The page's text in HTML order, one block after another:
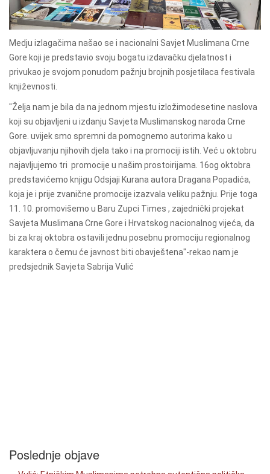
Medju izlagačima našao se i nacionalni Savjet Muslimana Crne
Gore koji je predstavio svoju bogatu izdavačku djelatnost i
privukao je svojom ponudom pažnju brojnih posjetilaca festivala
književnosti.
"Želja nam je bila da na jednom mjestu izložimodesetine naslova
koji su objavljeni u izdanju Savjeta Muslimanskog naroda Crne
Gore. uvijek smo spremni da pomognemo autorima kako u
objavljuvanju njihovih djela tako i na promociji istih. Već u oktobru
najavljujemo tri promocije u našim prostoirijama. 16og oktobra
predstavićemo knjigu Odsjaji Kurana autora Dragana Popadića,
koja je i prije zvanične promocije izazvala veliku pažnju. Prije toga
11. 10. promovišemo u Baru Zupci Times , zajednički projekat
Savjeta Muslimana Crne Gore i Hrvatskog nacionalnog vijeća, da
bi za kraj oktobra ostavili jednu posebnu promociju regionalnog
karaktera o čemu će javnost biti obavještena"-rekao nam je
predsjednik Savjeta Sabrija Vulić
Poslednje objave